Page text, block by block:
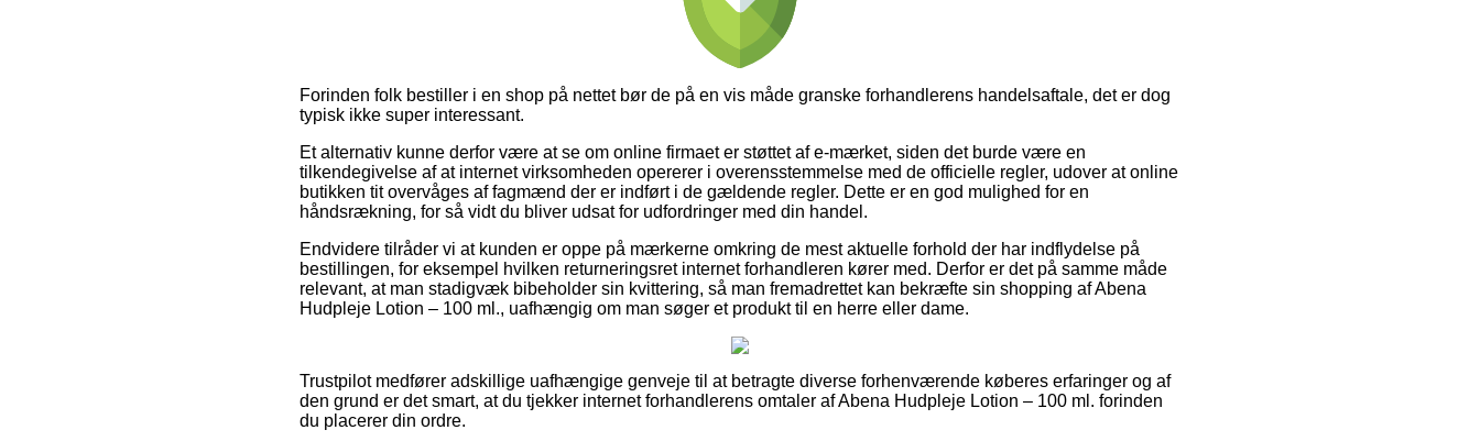
Forinden folk bestiller i en shop på nettet bør de på en vis måde granske forhandlerens handelsaftale, det er dog
typisk ikke super interessant.
Et alternativ kunne derfor være at se om online firmaet er støttet af e-mærket, siden det burde være en
tilkendegivelse af at internet virksomheden opererer i overensstemmelse med de officielle regler, udover at online
butikken tit overvåges af fagmænd der er indført i de gældende regler. Dette er en god mulighed for en
håndsrækning, for så vidt du bliver udsat for udfordringer med din handel.
Endvidere tilråder vi at kunden er oppe på mærkerne omkring de mest aktuelle forhold der har indflydelse på
bestillingen, for eksempel hvilken returneringsret internet forhandleren kører med. Derfor er det på samme måde
relevant, at man stadigvæk bibeholder sin kvittering, så man fremadrettet kan bekræfte sin shopping af Abena
Hudpleje Lotion – 100 ml., uafhængig om man søger et produkt til en herre eller dame.
Trustpilot medfører adskillige uafhængige genveje til at betragte diverse forhenværende køberes erfaringer og af
den grund er det smart, at du tjekker internet forhandlerens omtaler af Abena Hudpleje Lotion – 100 ml. forinden
du placerer din ordre.